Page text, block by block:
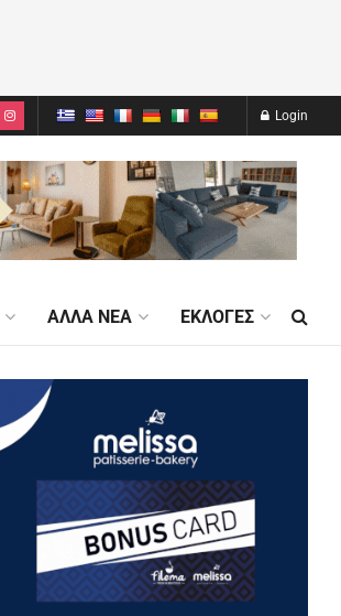
Login
ΆΛΛΑ ΝΈΑ ΕΚΛΟΓΈΣ